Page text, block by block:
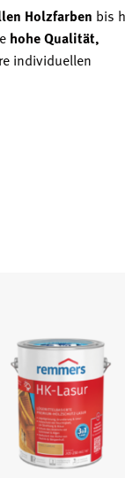
Holzfarben bis
hohe Qualität,
individuellen